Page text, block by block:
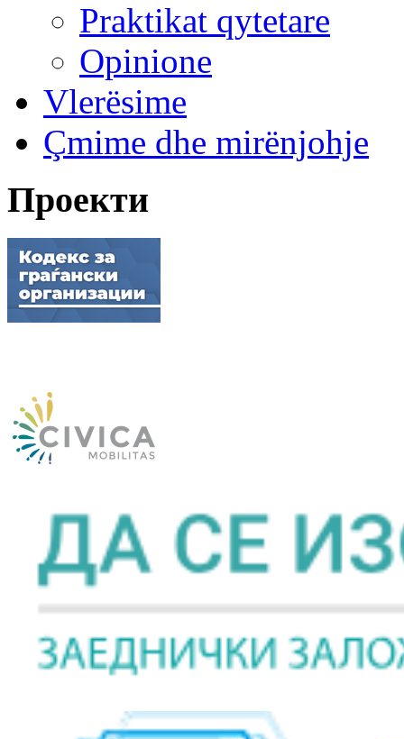
Praktikat qytetare
Opinione
Vlerësime
Çmime dhe mirënjohje
Проекти